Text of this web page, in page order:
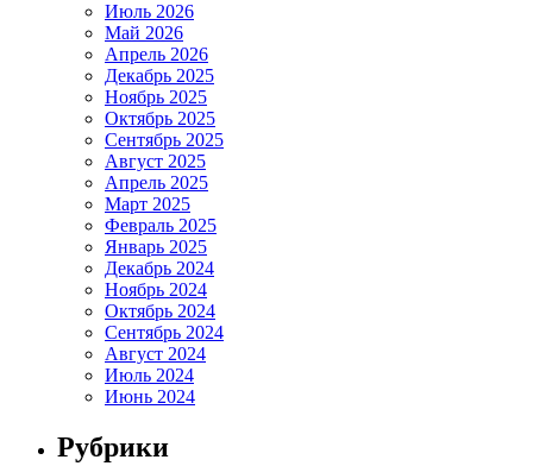
Июль 2026
Май 2026
Апрель 2026
Декабрь 2025
Ноябрь 2025
Октябрь 2025
Сентябрь 2025
Август 2025
Апрель 2025
Март 2025
Февраль 2025
Январь 2025
Декабрь 2024
Ноябрь 2024
Октябрь 2024
Сентябрь 2024
Август 2024
Июль 2024
Июнь 2024
Рубрики